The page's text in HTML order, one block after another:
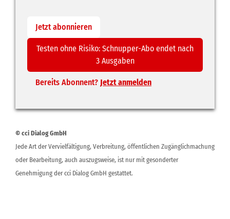
Jetzt abonnieren
Testen ohne Risiko: Schnupper-Abo endet nach
3 Ausgaben
Bereits Abonnent? Jetzt anmelden
© cci Dialog GmbH
Jede Art der Vervielfältigung, Verbreitung, öffentlichen Zugänglichmachung
oder Bearbeitung, auch auszugsweise, ist nur mit gesonderter
Genehmigung der cci Dialog GmbH gestattet.